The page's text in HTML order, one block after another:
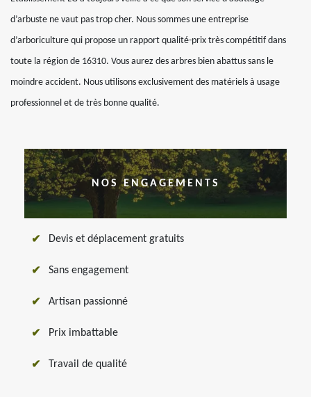
d’arbuste ne vaut pas trop cher. Nous sommes une entreprise
d’arboriculture qui propose un rapport qualité-prix très compétitif dans
toute la région de 16310. Vous aurez des arbres bien abattus sans le
moindre accident. Nous utilisons exclusivement des matériels à usage
professionnel et de très bonne qualité.
NOS ENGAGEMENTS
Devis et déplacement gratuits
Sans engagement
Artisan passionné
Prix imbattable
Travail de qualité